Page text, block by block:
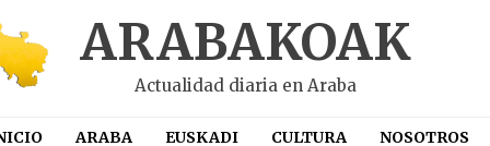
ARABAKOAK
Actualidad diaria en Araba
ARABA EUSKADI CULTURA NOSOTROS